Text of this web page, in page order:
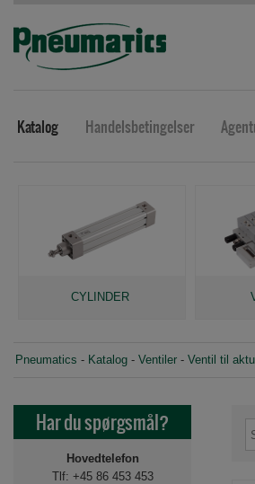
Katalog Handelsbetingelser
CYLINDER
Pneumatics - Katalog - Ventiler - Ventil til
Har du spørgsmål?
Hovedtelefon
Tlf: +45 86 453 453